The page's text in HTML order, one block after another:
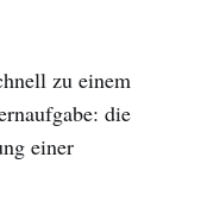
zu einem
die
einer